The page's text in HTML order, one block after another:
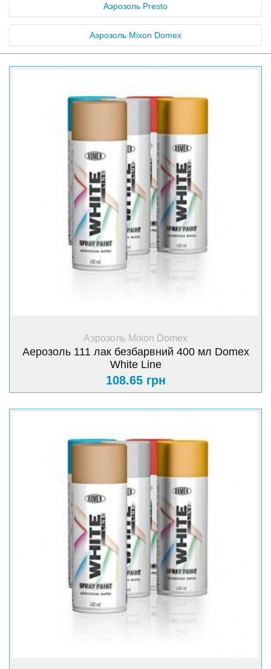
Аэрозоль Presto
Аэрозоль Mixon Domex
+ Купить
Аэрозоль Mixon Domex
Аерозоль 111 лак безбарвний 400 мл Domex
White Line
108.65 грн